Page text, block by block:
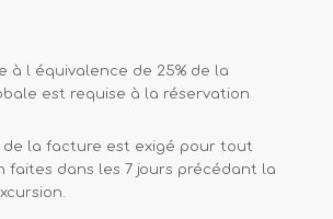
à l équivalence de 25% de la
est requise à la réservation
de la facture est exigé pour tout
faites dans les 7 jours précédant la